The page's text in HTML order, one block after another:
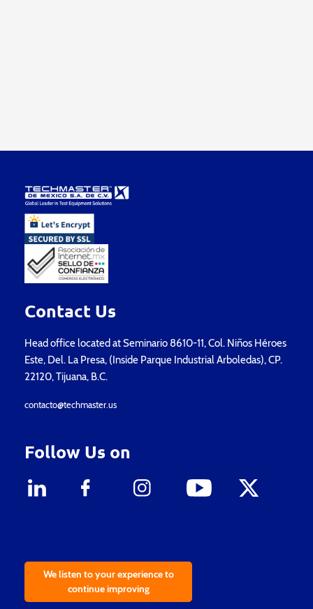
Contact Us
Head office located at Seminario 8610-11, Col. Niños Héroes
Este, Del. La Presa, (Inside Parque Industrial Arboledas), CP.
22120, Tijuana, B.C.
contacto@techmaster.us
Follow Us on
We listen to your experience to
continue improving